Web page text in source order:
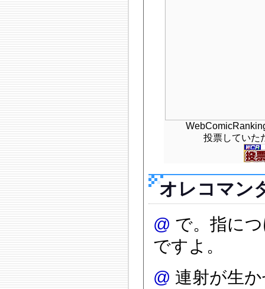
投票していた
オレコマン
@ で。指に
ですよ。
@ 連射が生